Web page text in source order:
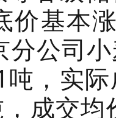
价基本
分公司
，实
成交